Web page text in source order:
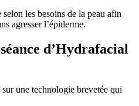
selon les besoins de la peau afin
agresser l’épiderme.
d’Hydrafacial
une technologie brevetée qui